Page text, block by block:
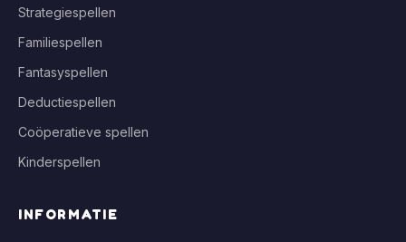
Strategiespellen
Familiespellen
Fantasyspellen
Deductiespellen
Coöperatieve spellen
Kinderspellen
INFORMATIE